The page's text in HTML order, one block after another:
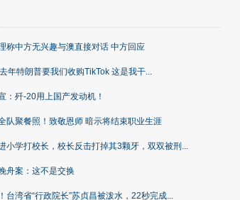
称中方无兴趣与澳直接对话 中方回应
年特朗普要我们收购TikTok 这是我干...
：歼-20用上国产发动机！
队聚餐照！致敬恩师 暗示将结束职业生涯
小学打校长，校长反击打掉其3颗牙，双双被刑...
舟案：这不是交换
台湾省“行政院长”苏贞昌被泼水，22秒完成...